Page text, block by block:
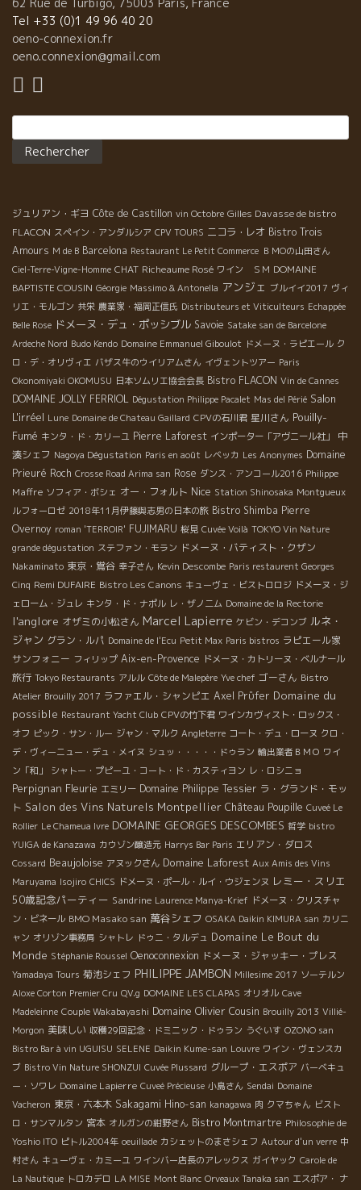
Tel +33 (0)1 49 96 40 20
oeno-connexion.fr
oeno.connexion@gmail.com
ジュリアン・ギヨ Côte de Castillon vin Octobre Gilles Davasse de bistro
FLACON スペイン・アンダルシア CPV TOURS ニコラ・レオ Bistro Trois
Amours M de B Barcelona Restaurant Le Petit Commerce ＢＭОの山田さん
Ciel-Terre-Vigne-Homme CHAT Richeaume Rosé ワイン ＳＭ DOMAINE
BAPTISTE COUSIN Géorgie Massimo & Antonella アンジェ ブルイイ2017 ヴィ
リエ・モルゴン 共栄 農業家・福岡正信氏 Distributeurs et Viticulteurs Echappée
Belle Rose ドメーヌ・デュ・ポッシブル Savoie Satake san de Barcelone
Ardeche Nord Budo Kendo Domaine Emmanuel Giboulot ドメーヌ・ラピエール ク
ロ・デ・オリヴィエ バザス牛のウイリアムさん イヴェントツアー Paris
Okonomiyaki OKOMUSU 日本ソムリエ協会会長 Bistro FLACON Vin de Cannes
DOMAINE JOLLY FERRIOL Dégustation Philippe Pacalet Mas del Périé Salon
L'irréel Lune Domaine de Chateau Gaillard CPVの石川君 星川さん Pouilly-
Fumé キンタ・ド・カリーユ Pierre Laforest インポーター「アヴニール社」
中
湊シェフ Nagoya Dégustation Paris en août レベッカ Les Anonymes Domaine
Prieuré Roch Crosse Road Arima san Rose ダンス・アンコール2016 Philippe
Maffre ソフィア・ボシェ オー・フォルト Nice Station Shinosaka Montgueux
ルフォーロゼ 2018年11月伊藤與志男の日本の旅 Bistro Shimba Pierre
Overnoy roman 'TERROIR' FUJIMARU 桜見 Cuvée Voilà TOKYO Vin Nature
grande dégustation ステファン・モラン ドメーヌ・バティスト・クザン
Nakaminato 東京・鴬谷 幸子さん Kevin Descombe Paris restaurent Georges
Cinq Remi DUFAIRE Bistro Les Canons キューヴェ・ビストロロジ ドメーヌ・ジ
ェローム・ジュレ キンタ・ド・ナポル レ・ザノ二ム Domaine de la Rectorie
l'anglore オザミの小松さん Marcel Lapierre ケビン・デコンブ ルネ・
ジャン グラン・ルパ Domaine de l'Ecu Petit Max Paris bistros ラピエール家
サンフォニー フィリップ Aix-en-Provence ドメーヌ・カトリーヌ・ベルナール
旅行 Tokyo Restaurants アルル Côte de Malepère Yve chef ゴーさん Bistro
Atelier Brouilly 2017 ラファエル・シャンピエ Axel Prϋfer Domaine du
possible Restaurant Yacht Club CPVの竹下君 ワインカヴィスト・ロックス・
オフ ピック・サン・ルー ジャン・マルク Angleterre コート・デュ・ローヌ クロ・
デ・ヴィーニュー・デュ・メイヌ シュッ・・・・・ドゥラン 輸出業者ＢＭＯ ワイ
ン「和」
シャトー・プピーユ・コート・ド・カスティヨン レ・ロシニョ
Perpignan Fleurie エミリー Domaine Philippe Tessier ラ・グランド・モッ
ト Salon des Vins Naturels Montpellier Château Poupille Cuveé Le
Rollier Le Chameua Ivre DOMAINE GEORGES DESCOMBES 哲学 bistro
YUIGA de Kanazawa カウゾン醸造元 Harrys Bar Paris エリアン・ダロス
Cossard Beaujoloise アヌックさん Domaine Laforest Aux Amis des Vins
Maruyama Isojiro CHICS ドメーヌ・ポール・ルイ・ウジェンヌ レミー・スリエ
50歳記念パーティー Sandrine Laurence Manya-Krief ドメーヌ・クリスチャ
ン・ビネール BMO Masako san 萬谷シェフ OSAKA Daikin KIMURA san カリニ
ャン オリゾン事務局 シャトレ ドゥニ・タルデュ Domaine Le Bout du
Monde Stéphanie Roussel Oenoconnexion ドメーヌ・ジャッキー・プレス
Yamadaya Tours 菊池シェフ PHILIPPE JAMBON Millesime 2017 ソーテルン
Aloxe Corton Premier Cru QV.g DOMAINE LES CLAPAS オリオル Cave
Madeleinne Couple Wakabayashi Domaine Olivier Cousin Brouilly 2013 Villié-
Morgon 美味しい 収穫29回記念・ドミニック・ドゥラン うぐいす OZONO san
Bistro Bar à vin UGUISU SELENE Daikin Kume-san Louvre ワイン・ヴェンスカ
ブ Bistro Vin Nature SHONZUI Cuvée Plussard グループ・エスポア バーベキュ
ー・ソワレ Domaine Lapierre Cuveé Précieuse 小島さん Sendai Domaine
Vacheron 東京・六本木 Sakagami Hino-san kanagawa 肉 クマちゃん ビスト
ロ・サンマルタン 宮本 オルガンの紺野さん Bistro Montmartre Philosophie de
Yoshio ITO ピトル2004年 oeuillade カシェットのまさシェフ Autour d'un verre 中
村さん キューヴェ・カミーユ ワインバー店長のアレックス ガイヤック Carole de
La Nautique トロカデロ LA MISE Mont Blanc Orveaux Tanaka san エスポア・ ナ